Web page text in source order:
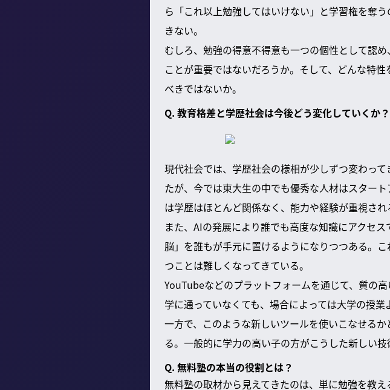
ら「これ以上勉強してはいけない」と学習権を奪
きない。
むしろ、勉強の得意不得意も一つの個性として認
ことが重要ではないだろうか。そして、どんな特
べきではないか。
Q. 教育格差と学歴社会は今後どう変化していくか？
現代社会では、学歴社会の様相が少しずつ変わっ
たが、今では東大生の中でも優秀な人材はスター
は学歴はほとんど関係なく、能力や経験が重視され
また、AIの発展により誰でも高度な知識にアクセ
脳」を誰もが手元に置けるようになりつつある。
つことは難しくなってきている。
YouTubeなどのプラットフォームを通じて、質の
学に通っていなくても、場合によっては大学の授
一方で、このような新しいツールを使いこなせる
る。一般的に学力の高い子の方がこうした新しい
Q. 無料塾の本当の役割とは？
無料塾の取材から見えてきたのは、単に勉強を教